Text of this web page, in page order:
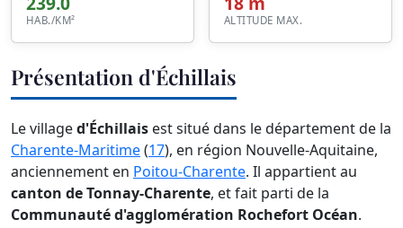
HAB./KM² ALTITUDE MAX.
Présentation d'Échillais
Le villaged'Échillais est situé dans le département de la
Charente-Maritime(17), en région Nouvelle-Aquitaine,
anciennement en Poitou-Charente. Il appartient au
canton de Tonnay-Charente, et fait parti de la
Communauté d'agglomération Rochefort Océan.